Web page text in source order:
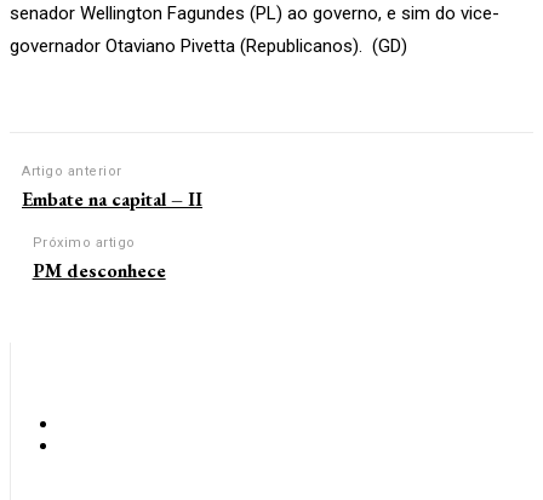
senador Wellington Fagundes (PL) ao governo, e sim do vice-
governador Otaviano Pivetta (Republicanos). (GD)
Artigo anterior
Embate na capital – II
Próximo artigo
PM desconhece